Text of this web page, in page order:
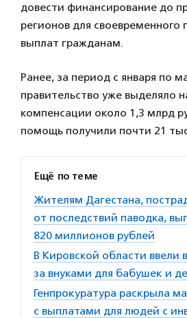
довести финансирование до
регионов для своевременного
выплат гражданам.
Ранее, за период с января по
правительство уже выделяло
компенсации около 1,3 млрд
помощь получили почти 21
Ещё по теме
Жителям Дагестана,
от последствий паводка,
820 миллионов рублей
В Кировской области ввели
за внуками для бабушек и
Генпрокуратура раскрыла
с выплатами для людей с